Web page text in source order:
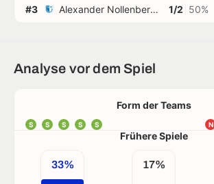
#3 Alexander Nollenberger 1/2 50%
Analyse vor dem Spiel
Form der Teams
S S S S S N
Frühere Spiele
33% 17%